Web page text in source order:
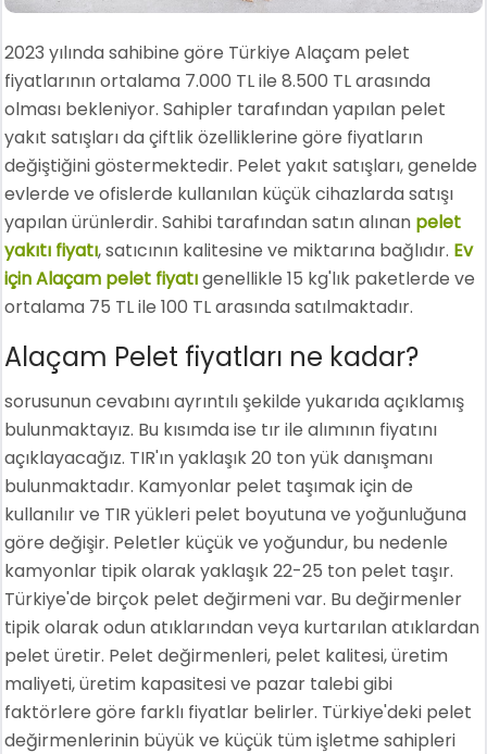
2023 yılında sahibine göre Türkiye Alaçam pelet
fiyatlarının ortalama 7.000 TL ile 8.500 TL arasında
olması bekleniyor. Sahipler tarafından yapılan pelet
yakıt satışları da çiftlik özelliklerine göre fiyatların
değiştiğini göstermektedir. Pelet yakıt satışları, genelde
evlerde ve ofislerde kullanılan küçük cihazlarda satışı
yapılan ürünlerdir. Sahibi tarafından satın alınan pelet
yakıtı fiyatı, satıcının kalitesine ve miktarına bağlıdır. Ev
için Alaçam pelet fiyatıgenellikle 15 kg'lık paketlerde ve
ortalama 75 TL ile 100 TL arasında satılmaktadır.
Alaçam Pelet fiyatları ne kadar?
sorusunun cevabını ayrıntılı şekilde yukarıda açıklamış
bulunmaktayız. Bu kısımda ise tır ile alımının fiyatını
açıklayacağız. TIR'ın yaklaşık 20 ton yük danışmanı
bulunmaktadır. Kamyonlar pelet taşımak için de
kullanılır ve TIR yükleri pelet boyutuna ve yoğunluğuna
göre değişir. Peletler küçük ve yoğundur, bu nedenle
kamyonlar tipik olarak yaklaşık 22-25 ton pelet taşır.
Türkiye'de birçok pelet değirmeni var. Bu değirmenler
tipik olarak odun atıklarından veya kurtarılan atıklardan
pelet üretir. Pelet değirmenleri, pelet kalitesi, üretim
maliyeti, üretim kapasitesi ve pazar talebi gibi
faktörlere göre farklı fiyatlar belirler. Türkiye'deki pelet
değirmenlerinin büyük ve küçük tüm işletme sahipleri